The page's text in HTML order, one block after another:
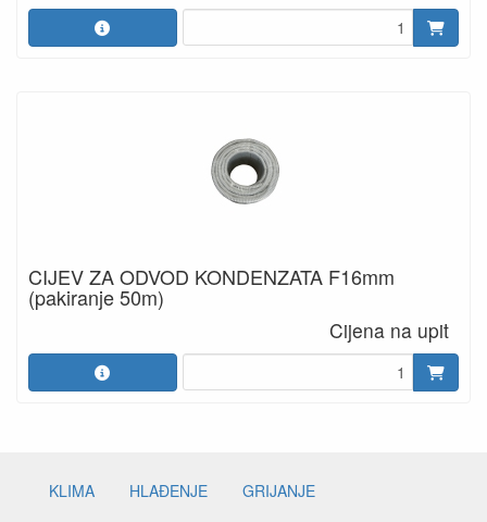
CIJEV ZA ODVOD KONDENZATA F16mm
(pakiranje 50m)
Cijena na upit
KLIMA HLAĐENJE
GRIJANJE